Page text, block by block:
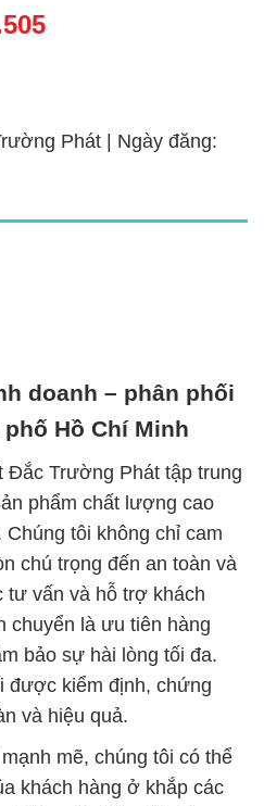
Phát | Ngày đăng:
doanh – phân phối
Hồ Chí Minh
Đắc Trường Phát tập trung
phẩm chất lượng cao
tôi không chỉ cam
chú trọng đến an toàn và
tư vấn và hỗ trợ khách
chuyển là ưu tiên hàng
bảo sự hài lòng tối đa.
được kiểm định, chứng
và hiệu quả.
mẽ, chúng tôi có thể
khách hàng ở khắp các